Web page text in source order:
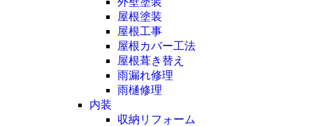
屋根塗装
屋根工事
屋根カバー工法
屋根葺き替え
雨漏れ修理
雨樋修理
内装
収納リフォーム